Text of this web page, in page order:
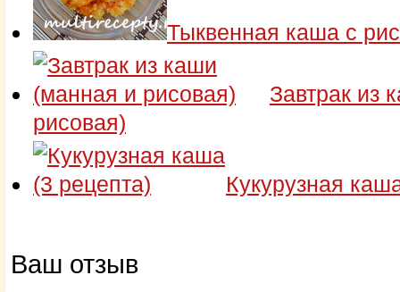
Тыквенная каша с
Завтрак из
рисовая)
Кукурузная
Ваш отзыв